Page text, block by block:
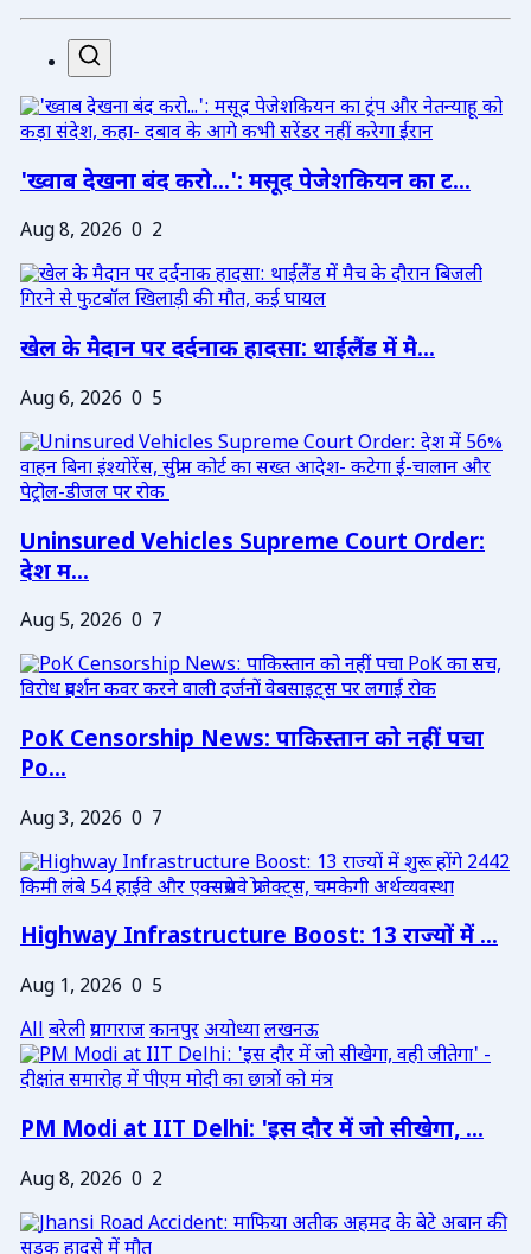
'ख्वाब देखना बंद करो...': मसूद पेजेशकियन का ट...
Aug 8, 2026 0 2
खेल के मैदान पर दर्दनाक हादसा: थाईलैंड में मै...
Aug 6, 2026 0 5
Uninsured Vehicles Supreme Court Order:
देश म...
Aug 5, 2026 0 7
PoK Censorship News: पाकिस्तान को नहीं पचा
Po...
Aug 3, 2026 0 7
Highway Infrastructure Boost: 13 राज्यों में ...
Aug 1, 2026 0 5
Allबरेलीप्रयागराजकानपुरअयोध्यालखनऊ
PM Modi at IIT Delhi: 'इस दौर में जो सीखेगा, ...
Aug 8, 2026 0 2